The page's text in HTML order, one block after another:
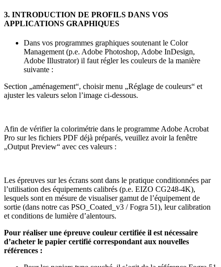
3. INTRODUCTION DE PROFILS DANS VOS
APPLICATIONS GRAPHIQUES
Dans vos programmes graphiques soutenant le Color
Management (p.e. Adobe Photoshop, Adobe InDesign,
Adobe Illustrator) il faut régler les couleurs de la manière
suivante :
Section „aménagement“, choisir menu „Réglage de couleurs“ et
ajuster les valeurs selon l’image ci-dessous.
Afin de vérifier la colorimétrie dans le programme Adobe Acrobat
Pro sur les fichiers PDF déjà préparés, veuillez avoir la fenêtre
„Output Preview“ avec ces valeurs :
Les épreuves sur les écrans sont dans le pratique conditionnées par
l’utilisation des équipements calibrés (p.e. EIZO CG248-4K),
lesquels sont en mésure de visualiser gamut de l’équipement de
sortie (dans notre cas PSO_Coated_v3 / Fogra 51), leur calibration
et conditions de lumière d’alentours.
Pour réaliser une épreuve couleur certifiée il est nécessaire
d’acheter le papier certifié correspondant aux nouvelles
références :